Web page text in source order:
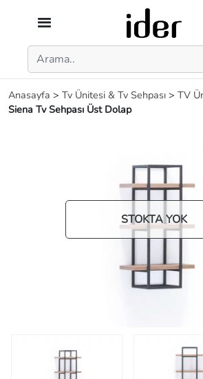
Anasayfa > Tv Ünitesi & Tv Sehpası > TV
Siena Tv Sehpası Üst Dolap
STOKTA YOK